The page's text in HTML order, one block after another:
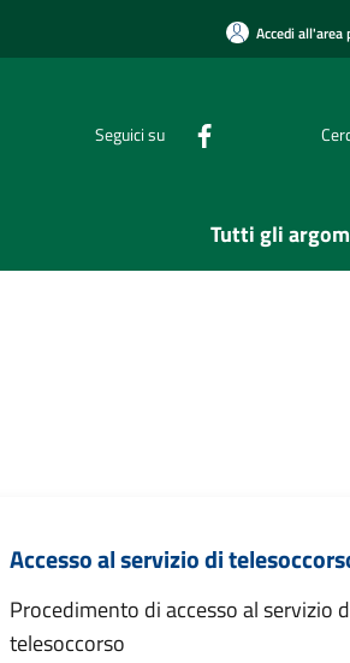
Accedi all'area
Seguici su
Tutti gli
Accesso al servizio di
Procedimento di accesso al servizio
telesoccorso